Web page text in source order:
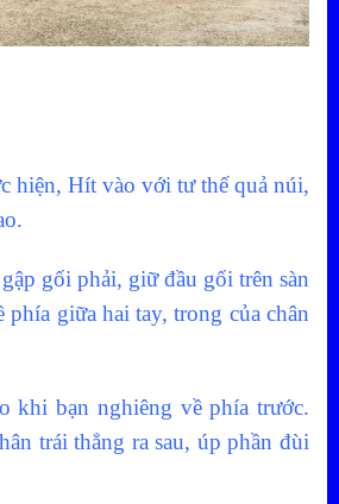
Hít vào với tư thế quả núi,
phải, giữ đầu gối trên sàn
giữa hai tay, trong của chân
nghiêng về phía trước.
trái thẳng ra sau, úp phần đùi